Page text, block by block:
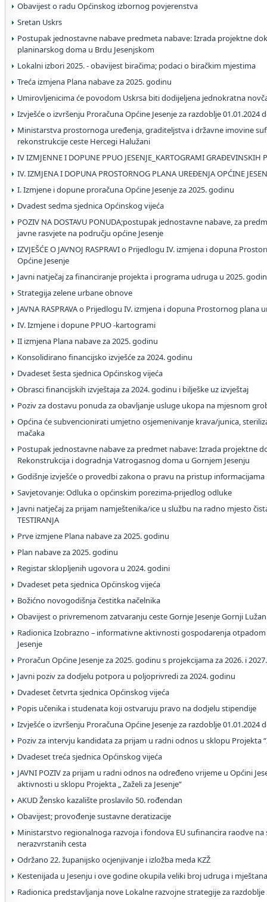
Obavijest o radu Općinskog izbornog povjerenstva
Sretan Uskrs
Postupak jednostavne nabave predmeta nabave: Izrada projektne
planinarskog doma u Brdu Jesenjskom
Lokalni izbori 2025. - obavijest biračima; podaci o biračkim mjestima
Treća izmjena Plana nabave za 2025. godinu
Umirovljenicima će povodom Uskrsa biti dodijeljena jednokratna
Izvješće o izvršenju Proračuna Općine Jesenje za razdoblje 01.01.2024
Ministarstva prostornoga uređenja, graditeljstva i državne imovine
rekonstrukcije ceste Hercegi Halužani
IV IZMJENNE I DOPUNE PPUO JESENJE_KARTOGRAMI GRAĐEVINSKIH
IV. IZMJENA I DOPUNA PROSTORNOG PLANA UREĐENJA OPĆINE
I. Izmjene i dopune proračuna Općine Jesenje za 2025. godinu
Dvadest sedma sjednica Općinskog vijeća
POZIV NA DOSTAVU PONUDA;postupak jednostavne nabave, za
javne rasvjete na području općine Jesenje
IZVJEŠĆE O JAVNOJ RASPRAVI o Prijedlogu IV. izmjena i dopuna
Općine Jesenje
Javni natječaj za financiranje projekta i programa udruga u 2025.
Strategija zelene urbane obnove
JAVNA RASPRAVA o Prijedlogu IV. izmjena i dopuna Prostornog plana
IV. Izmjene i dopune PPUO -kartogrami
II izmjena Plana nabave za 2025. godinu
Konsolidirano financijsko izvješće za 2024. godinu
Dvadeset šesta sjednica Općinskog vijeća
Obrasci financijskih izvještaja za 2024. godinu i bilješke uz izvještaj
Poziv za dostavu ponuda za obavljanje usluge ukopa na mjesnom
Općina će subvencionirati umjetno osjemenivanje krava/junica,
mačaka
Postupak jednostavne nabave za predmet nabave: Izrada projektne
Rekonstrukcija i dogradnja Vatrogasnog doma u Gornjem Jesenju
Godišnje izvješće o provedbi zakona o pravu na pristup informacijama
Savjetovanje: Odluka o općinskim porezima-prijedlog odluke
Javni natječaj za prijam namještenika/ice u službu na radno mjesto
TESTIRANJA
Prve izmjene Plana nabave za 2025. godinu
Plan nabave za 2025. godinu
Registar sklopljenih ugovora u 2024. godini
Dvadeset peta sjednica Općinskog vijeća
Božićno novogodišnja čestitka načelnika
Obavijest o privremenom zatvaranju ceste Gornje Jesenje Gornji
Radionica Izobrazno – informativne aktivnosti gospodarenja
Jesenje
Proračun Općine Jesenje za 2025. godinu s projekcijama za 2026. i
Javni poziv za dodjelu potpora u poljoprivredi za 2024. godinu
Dvadeset četvrta sjednica Općinskog vijeća
Popis učenika i studenata koji ostvaruju pravo na dodjelu stipendije
Izvješće o izvršenju Proračuna Općine Jesenje za razdoblje 01.01.2024
Poziv za intervju kandidata za prijam u radni odnos u sklopu Projekta
Dvadeset treća sjednica Općinskog vijeća
JAVNI POZIV za prijam u radni odnos na određeno vrijeme u Općini
aktivnosti u sklopu Projekta „ Zaželi za Jesenje“
AKUD Žensko kazalište proslavilo 50. rođendan
Obavijest; provođenje sustavne deratizacije
Ministarstvo regionalnoga razvoja i fondova EU sufinancira raodve na
nerazvrstanih cesta
Održano 22. županijsko ocjenjivanje i izložba meda KZŽ
Kestenijada u Jesenju i ove godine okupila veliki broj udruga i mještana
Radionica predstavljanja nove Lokalne razvojne strategije za razdoblje